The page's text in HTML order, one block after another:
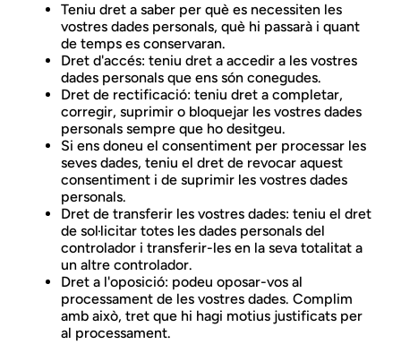
Teniu dret a saber per què es necessiten les
vostres dades personals, què hi passarà i quant
de temps es conservaran.
Dret d'accés: teniu dret a accedir a les vostres
dades personals que ens són conegudes.
Dret de rectificació: teniu dret a completar,
corregir, suprimir o bloquejar les vostres dades
personals sempre que ho desitgeu.
Si ens doneu el consentiment per processar les
seves dades, teniu el dret de revocar aquest
consentiment i de suprimir les vostres dades
personals.
Dret de transferir les vostres dades: teniu el dret
de sol·licitar totes les dades personals del
controlador i transferir-les en la seva totalitat a
un altre controlador.
Dret a l'oposició: podeu oposar-vos al
processament de les vostres dades. Complim
amb això, tret que hi hagi motius justificats per
al processament.